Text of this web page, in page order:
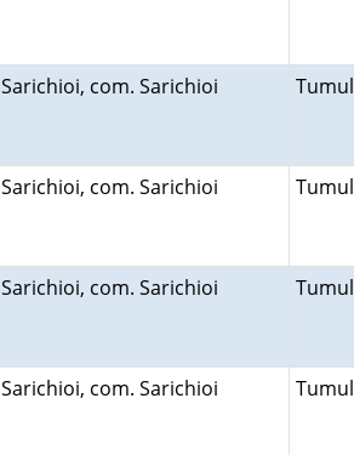
Sarichioi, com. Sarichioi Tumul
Sarichioi, com. Sarichioi Tumul
Sarichioi, com. Sarichioi Tumul
Sarichioi, com. Sarichioi Tumul